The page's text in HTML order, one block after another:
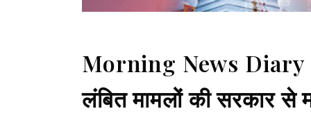
Morning News
लंबित मामलों की सरकार से